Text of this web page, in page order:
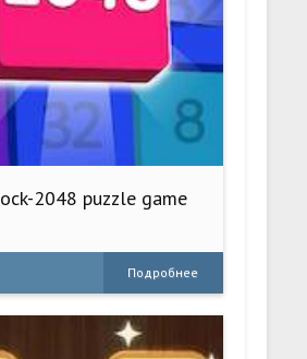
2048 puzzle game
Подробнее